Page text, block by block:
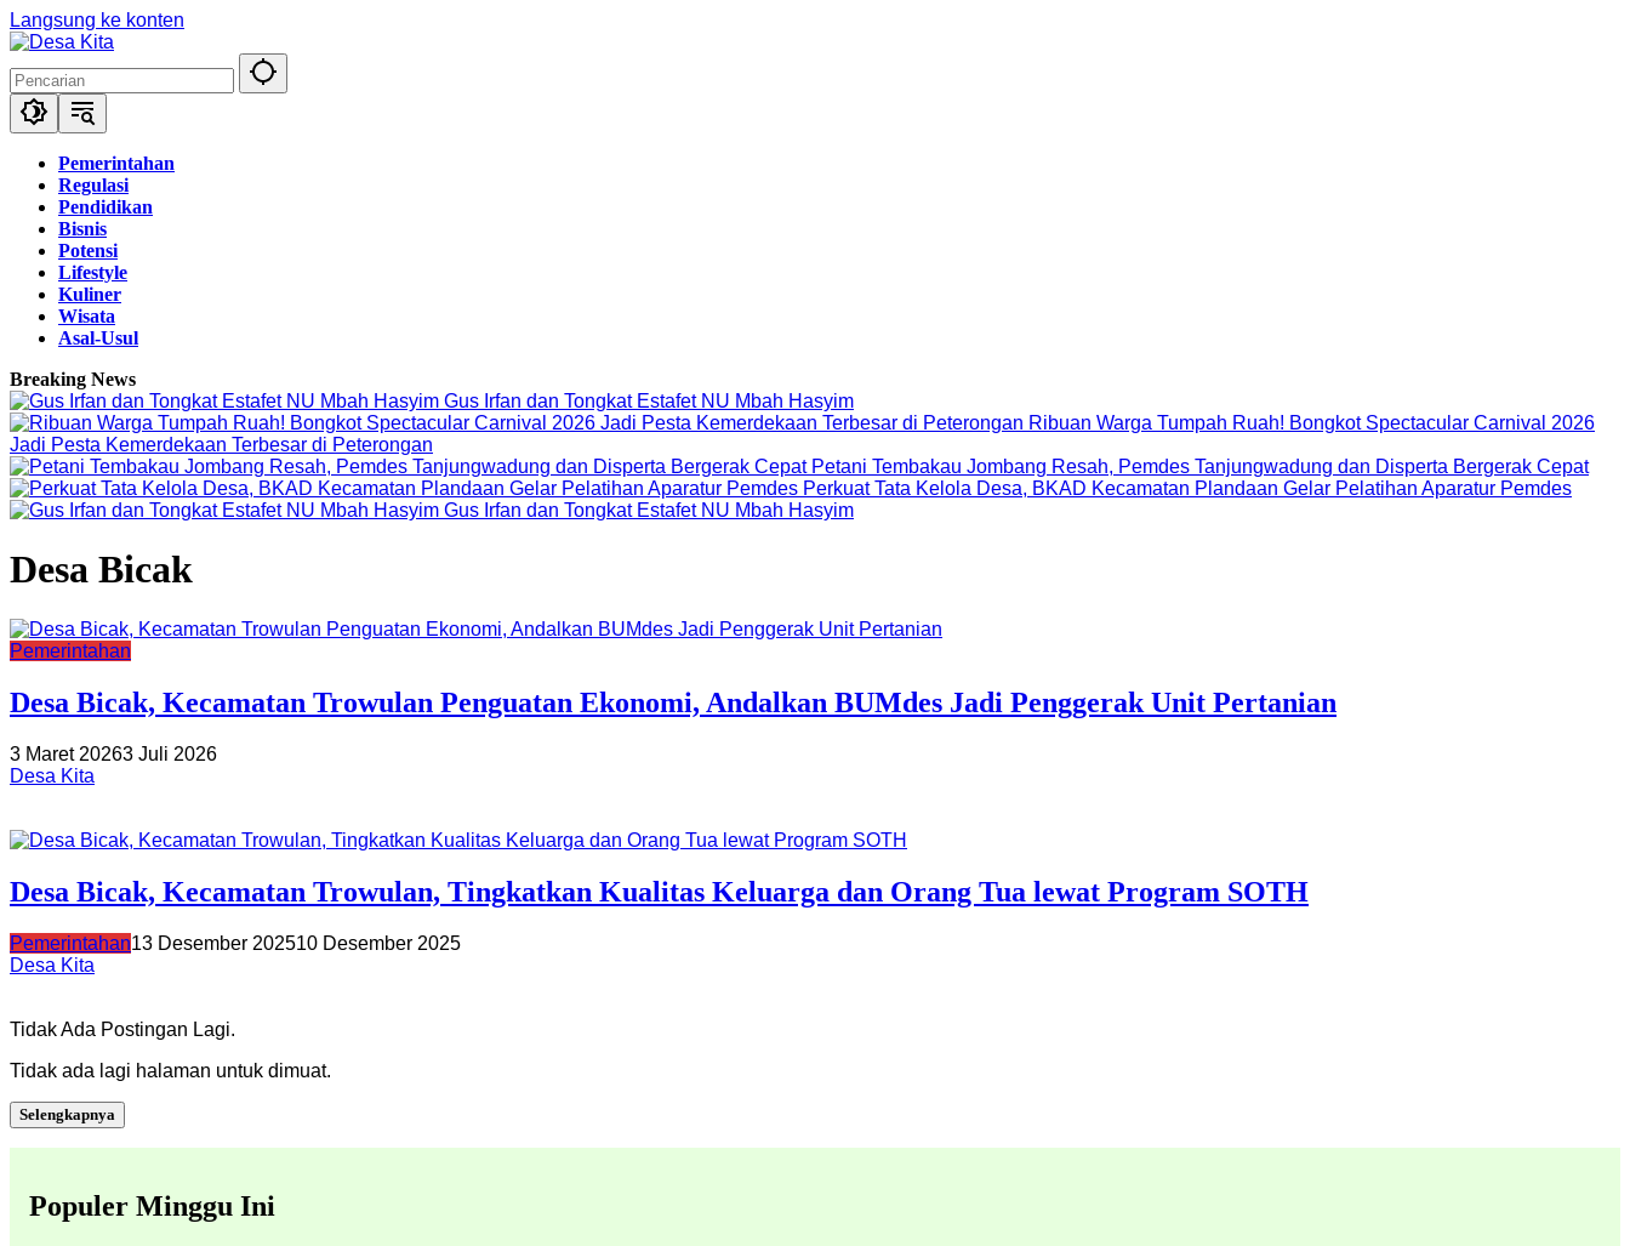
Langsung ke konten
Pemerintahan
Regulasi
Pendidikan
Bisnis
Potensi
Lifestyle
Kuliner
Wisata
Asal-Usul
Breaking News
Gus Irfan dan Tongkat Estafet NU Mbah Hasyim
Ribuan Warga Tumpah Ruah! Bongkot Spectacular Carnival 2026
Jadi Pesta Kemerdekaan Terbesar di Peterongan
Petani Tembakau Jombang Resah, Pemdes Tanjungwadung dan Disperta Bergerak Cepat
Perkuat Tata Kelola Desa, BKAD Kecamatan Plandaan Gelar Pelatihan Aparatur Pemdes
Gus Irfan dan Tongkat Estafet NU Mbah Hasyim
Desa Bicak
Pemerintahan
Desa Bicak, Kecamatan Trowulan Penguatan Ekonomi, Andalkan BUMdes Jadi Penggerak Unit Pertanian
3 Maret 20263 Juli 2026
Desa Kita
Desa Bicak, Kecamatan Trowulan, Tingkatkan Kualitas Keluarga dan Orang Tua lewat Program SOTH
Pemerintahan13 Desember 202510 Desember 2025
Desa Kita
Tidak Ada Postingan Lagi.
Tidak ada lagi halaman untuk dimuat.
Selengkapnya
Populer Minggu Ini